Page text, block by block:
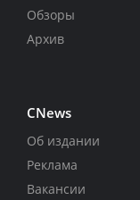
Обзоры
Архив
CNews
Об издании
Реклама
Вакансии